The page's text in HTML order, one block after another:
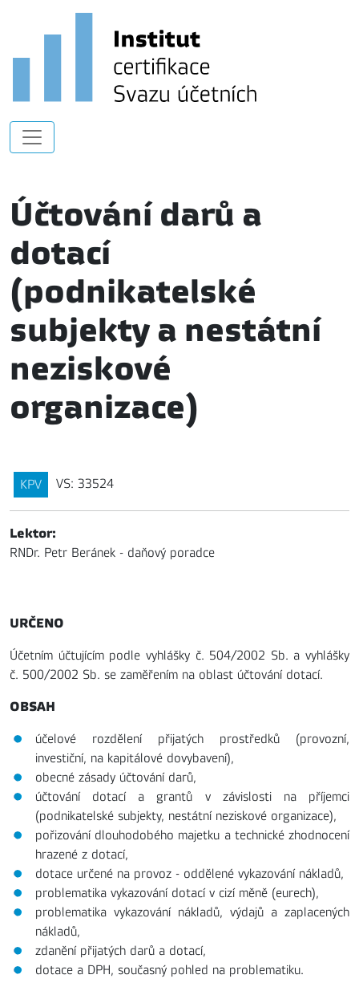
Účtování darů a
dotací
(podnikatelské
subjekty a nestátní
neziskové
organizace)
KPV VS: 33524
Lektor:
RNDr. Petr Beránek - daňový poradce
URČENO
Účetním účtujícím podle vyhlášky č. 504/2002 Sb. a vyhlášky
č. 500/2002 Sb. se zaměřením na oblast účtování dotací.
OBSAH
účelové rozdělení přijatých prostředků (provozní,
investiční, na kapitálové dovybavení),
obecné zásady účtování darů,
účtování dotací a grantů v závislosti na příjemci
(podnikatelské subjekty, nestátní neziskové organizace),
pořizování dlouhodobého majetku a technické zhodnocení
hrazené z dotací,
dotace určené na provoz - oddělené vykazování nákladů,
problematika vykazování dotací v cizí měně (eurech),
problematika vykazování nákladů, výdajů a zaplacených
nákladů,
zdanění přijatých darů a dotací,
dotace a DPH, současný pohled na problematiku.